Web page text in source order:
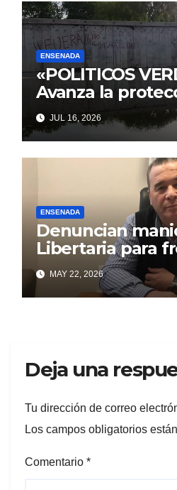
ENSENADA
«POLITICOS
Avanza la
Paseo Costero
frente a intentos
con trasfondo
JUL 16, 2026
ENSENADA
Denuncian
Libertaria para
obra que
puntalarenses
MAY 22, 2026
Deja una
Tu dirección de correo
Los campos obligatorios
Comentario *